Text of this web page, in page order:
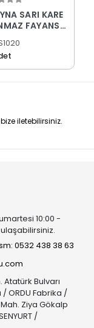
SARI KARE
FAYANS
iletebilirsiniz.
10:00 -
0532 438 38 63
Atatürk Bulvarı
/ ORDU Fabrika /
Ziya Gökalp
/